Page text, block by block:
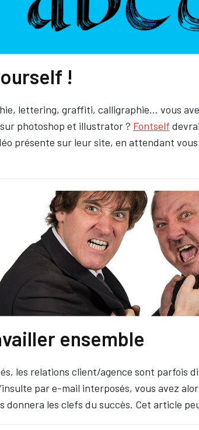
!
lettering, graffiti, calligraphie… vous
photoshop et illustrator ? Fontself
présente sur leur site, en attendant
ensemble
les relations client/agence sont parfois
par e-mail interposés, vous avez
donnera les clefs du succès. Cet article